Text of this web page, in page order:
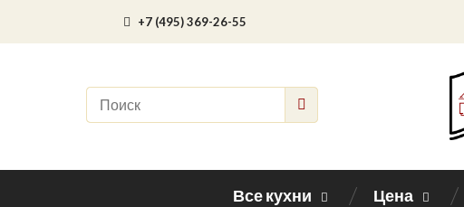
+7 (495) 369-26-55
Все кухни Цена